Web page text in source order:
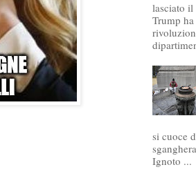
lasciato il
Trump
si cuoce
Ignoto ...